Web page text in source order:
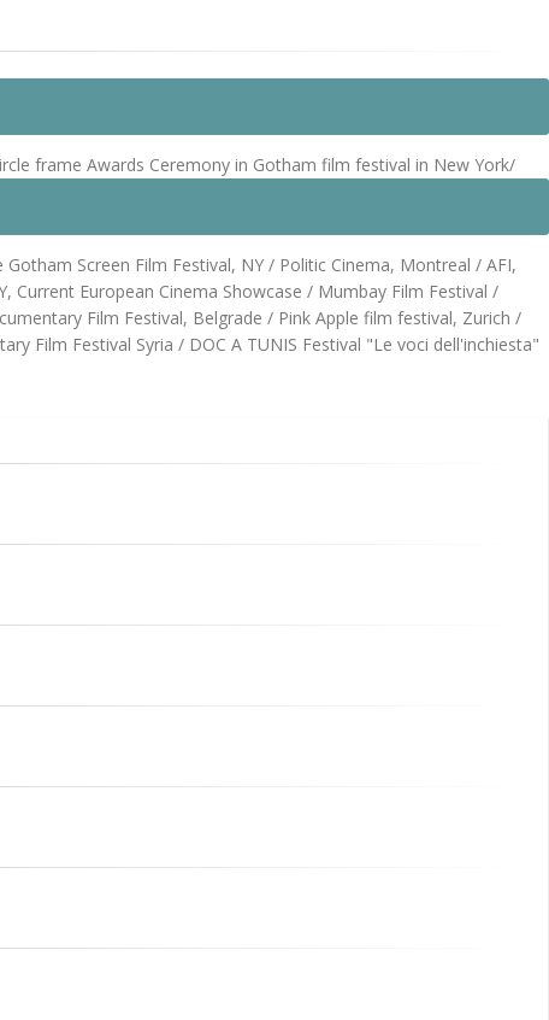
frame Awards Ceremony in Gotham film festival in New York/
Screen Film Festival, NY / Politic Cinema, Montreal / AFI,
European Cinema Showcase / Mumbay Film Festival /
Film Festival, Belgrade / Pink Apple film festival, Zurich /
Film Festival Syria / DOC A TUNIS Festival "Le voci dell'inchiesta"